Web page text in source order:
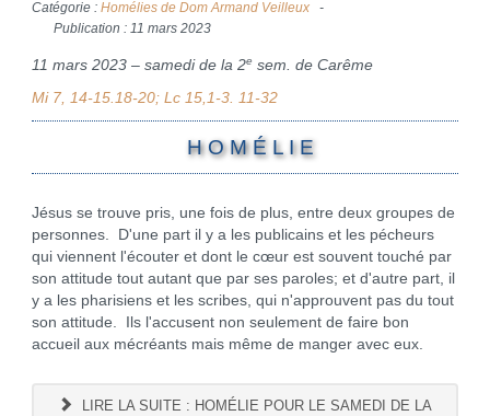
Catégorie : Homélies de Dom Armand Veilleux
Publication : 11 mars 2023
11 mars 2023 – samedi de la 2e sem. de Carême
Mi 7, 14-15.18-20; Lc 15,1-3. 11-32
H O M É L I E
Jésus se trouve pris, une fois de plus, entre deux groupes de
personnes. D'une part il y a les publicains et les pécheurs
qui viennent l'écouter et dont le cœur est souvent touché par
son attitude tout autant que par ses paroles; et d'autre part, il
y a les pharisiens et les scribes, qui n'approuvent pas du tout
son attitude. Ils l'accusent non seulement de faire bon
accueil aux mécréants mais même de manger avec eux.
LIRE LA SUITE : HOMÉLIE POUR LE SAMEDI DE LA